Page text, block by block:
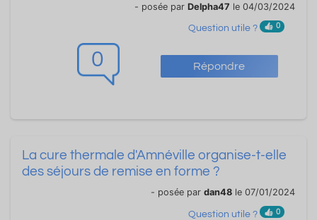
0 Répondre
- posée par Delpha47 le 04/03/2024
Question utile ? 0
La cure thermale d'Amnéville organise-t-elle
des séjours de remise en forme ?
- posée par dan48 le 07/01/2024
Question utile ? 0